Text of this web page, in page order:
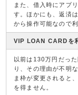
また、借入時にアプ
す。ほかにも、返済
から操作可能なので
VIP LOAN CARDを
以前は130万円だっ
り、その理由が不明
ま枠が変更されると
を得ません。